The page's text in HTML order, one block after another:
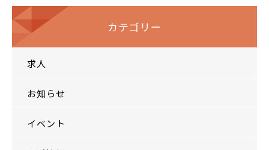
カテゴリー
求人
お知らせ
イベント